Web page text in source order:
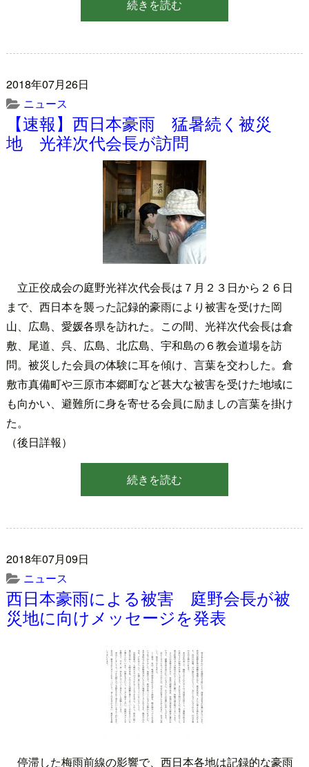
続きを読む
2018年07月26日
ニュース
【速報】西日本豪雨 猛暑続く被災
地 光祥次代会長が訪問
立正佼成会の庭野光祥次代会長は７月２３日から２６日
まで、西日本を襲った記録的豪雨により被害を受けた岡
山、広島、愛媛各県を訪れた。この間、光祥次代会長は倉
敷、尾道、呉、広島、北広島、宇和島の６教会道場を訪
問。被災した会員の体験に耳を傾け、言葉を交わした。倉
敷市真備町や三原市本郷町など甚大な被害を受けた地域に
も向かい、避難所に身を寄せる会員に励ましの言葉を掛け
た。
（後日詳報）
続きを読む
2018年07月09日
ニュース
西日本豪雨による被害 庭野会長が被
災地に向けメッセージを発表
停滞した梅雨前線の影響で、西日本各地は記録的な豪雨